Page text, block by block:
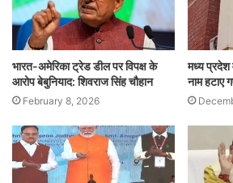
भारत-अमेरिका ट्रेड डील पर विपक्ष के
आरोप बेबुनियाद: शिवराज सिंह चौहान
February 8, 2026
मध्य
नाम हटाए